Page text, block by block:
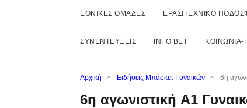
ΕΘΝΙΚΕΣ ΟΜΑΔΕΣ ΕΡΑΣΙΤΕΧΝΙΚΟ
ΣΥΝΕΝΤΕΥΞΕΙΣ INFO BET ΚΟΙΝΩΝΙΑ-
Αρχική > Ειδήσεις Μπάσκετ Γυναικών > 6η
6η αγωνιστική A1